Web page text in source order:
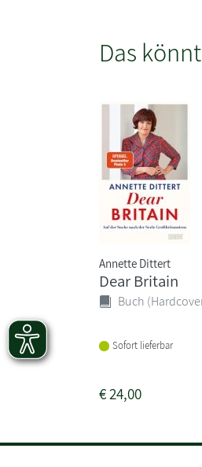
Das
Annette Dittert
Dear Britain
Buch
Sofort lieferbar
€24,00